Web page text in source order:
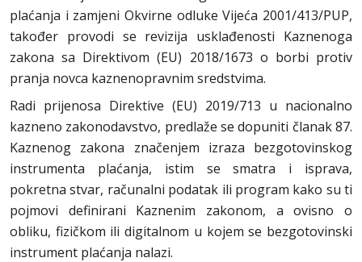
plaćanja i zamjeni Okvirne odluke Vijeća 2001/413/PUP,
također provodi se revizija usklađenosti Kaznenoga
zakona sa Direktivom (EU) 2018/1673 o borbi protiv
pranja novca kaznenopravnim sredstvima.
Radi prijenosa Direktive (EU) 2019/713 u nacionalno
kazneno zakonodavstvo, predlaže se dopuniti članak 87.
Kaznenog zakona značenjem izraza bezgotovinskog
instrumenta plaćanja, istim se smatra i isprava,
pokretna stvar, računalni podatak ili program kako su ti
pojmovi definirani Kaznenim zakonom, a ovisno o
obliku, fizičkom ili digitalnom u kojem se bezgotovinski
instrument plaćanja nalazi.